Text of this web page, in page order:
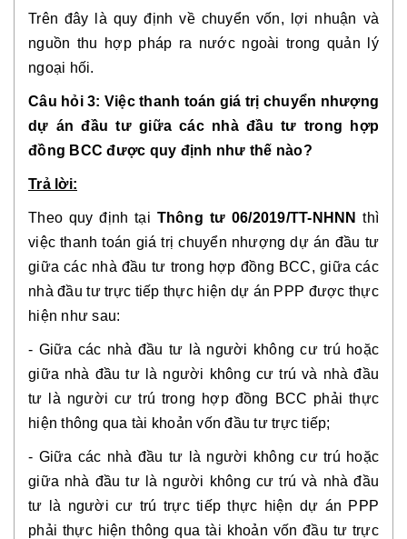
Trên đây là quy định về chuyển vốn, lợi nhuận và
nguồn thu hợp pháp ra nước ngoài trong quản lý
ngoại hối.
Câu hỏi 3: Việc thanh toán giá trị chuyển nhượng
dự án đầu tư giữa các nhà đầu tư trong hợp
đồng BCC được quy định như thế nào?
Trả lời:
Theo quy định tại Thông tư 06/2019/TT-NHNN thì
việc thanh toán giá trị chuyển nhượng dự án đầu tư
giữa các nhà đầu tư trong hợp đồng BCC, giữa các
nhà đầu tư trực tiếp thực hiện dự án PPP được thực
hiện như sau:
- Giữa các nhà đầu tư là người không cư trú hoặc
giữa nhà đầu tư là người không cư trú và nhà đầu
tư là người cư trú trong hợp đồng BCC phải thực
hiện thông qua tài khoản vốn đầu tư trực tiếp;
- Giữa các nhà đầu tư là người không cư trú hoặc
giữa nhà đầu tư là người không cư trú và nhà đầu
tư là người cư trú trực tiếp thực hiện dự án PPP
phải thực hiện thông qua tài khoản vốn đầu tư trực